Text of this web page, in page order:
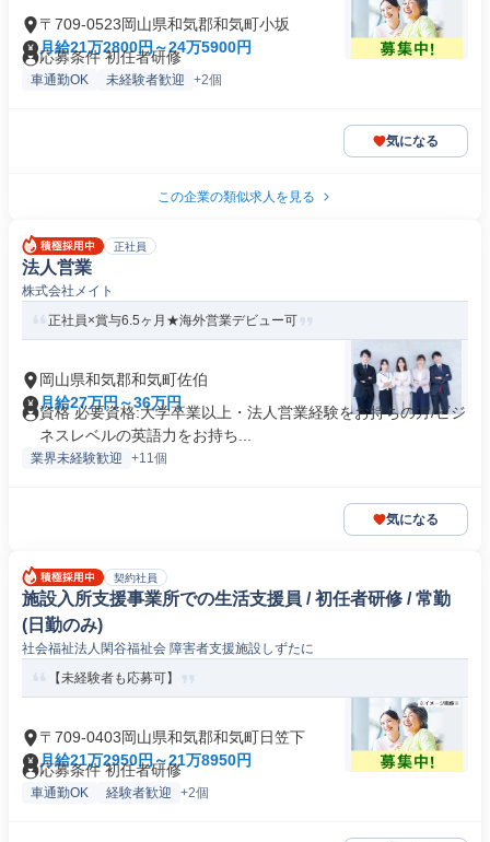
〒709-0523岡山県和気郡和気町小坂
月給21万2800円～24万5900円
応募条件 初任者研修
車通勤OK 未経験者歓迎 +2個
気になる
この企業の類似求人を見る
正社員
法人営業
株式会社メイト
正社員×賞与6.5ヶ月★海外営業デビュー可
岡山県和気郡和気町佐伯
月給27万円～36万円
資格 必要資格:大学卒業以上・法人営業経験をお持ちの方/ビジ
ネスレベルの英語力をお持ち...
業界未経験歓迎 +11個
気になる
契約社員
施設入所支援事業所での生活支援員 / 初任者研修 / 常勤
(日勤のみ)
社会福祉法人閑谷福祉会 障害者支援施設しずたに
【未経験者も応募可】
〒709-0403岡山県和気郡和気町日笠下
月給21万2950円～21万8950円
応募条件 初任者研修
車通勤OK 経験者歓迎 +2個